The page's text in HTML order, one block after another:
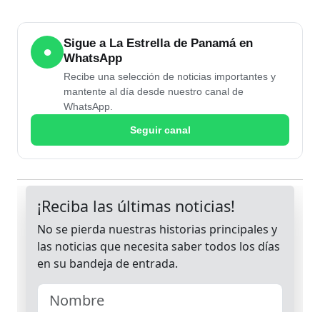
●
Sigue a La Estrella de Panamá en
WhatsApp
Recibe una selección de noticias importantes y
mantente al día desde nuestro canal de
WhatsApp.
Seguir canal